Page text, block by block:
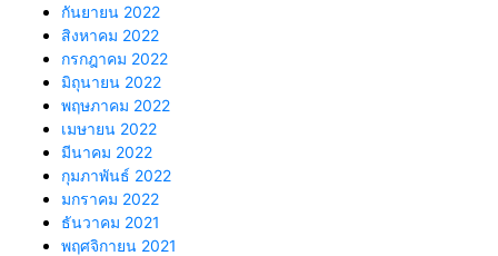
กันยายน 2022
สิงหาคม 2022
กรกฎาคม 2022
มิถุนายน 2022
พฤษภาคม 2022
เมษายน 2022
มีนาคม 2022
กุมภาพันธ์ 2022
มกราคม 2022
ธันวาคม 2021
พฤศจิกายน 2021